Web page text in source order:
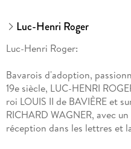
Luc-Henri Roger
Luc-Henri Roger:
Bavarois d'adoption,
19e siècle, LUC-HENRI
roi LOUIS II de BAVIÈRE et
RICHARD WAGNER, avec
réception dans les lettres et
témoignent ses quatre